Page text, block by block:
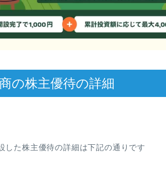
の株主優待の詳細
した株主優待の詳細は下記の通りです